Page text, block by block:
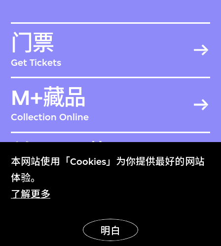
本网站使用「Cookies」为你提供最好的网站
体验。
了解更多
明白
门票
Get Tickets
M+藏品
Collection Online
关于M+藏品
About the Collection
M+杂志